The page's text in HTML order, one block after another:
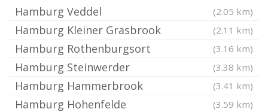
Hamburg Veddel (2.05 km)
Hamburg Kleiner Grasbrook (2.11 km)
Hamburg Rothenburgsort (3.16 km)
Hamburg Steinwerder (3.38 km)
Hamburg Hammerbrook (3.41 km)
Hamburg Hohenfelde (3.59 km)